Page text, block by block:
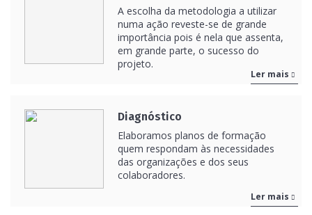
A escolha da metodologia a utilizar
numa ação reveste-se de grande
importância pois é nela que assenta,
em grande parte, o sucesso do
projeto.
Ler mais
Diagnóstico
Elaboramos planos de formação
quem respondam às necessidades
das organizações e dos seus
colaboradores.
Ler mais